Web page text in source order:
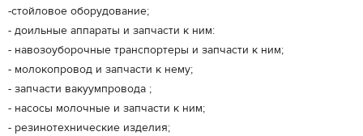
-стойловое оборудование;
- доильные аппараты и запчасти к ним:
- навозоуборочные транспортеры и запчасти к ним;
- молокопровод и запчасти к нему;
- запчасти вакуумпровода ;
- насосы молочные и запчасти к ним;
- резинотехнические изделия;